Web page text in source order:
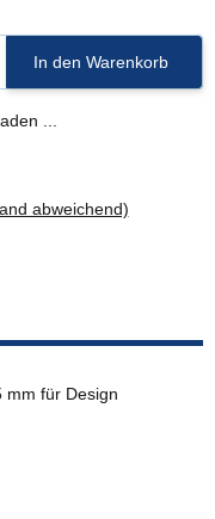
In den Warenkorb
...
abweichend)
mm für Design